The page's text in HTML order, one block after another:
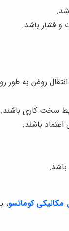
و فشار باشد.
روغن به طور
سخت کاری باشند.
باشند.
کوماتسو،